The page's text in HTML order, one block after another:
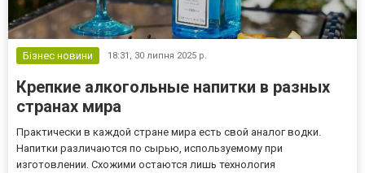
Бізнес новини 18:31, 30 липня 2025 р.
Крепкие алкогольные напитки в разных
странах мира
Практически в каждой стране мира есть свой аналог водки.
Напитки различаются по сырью, используемому при
изготовлении. Схожими остаются лишь технология